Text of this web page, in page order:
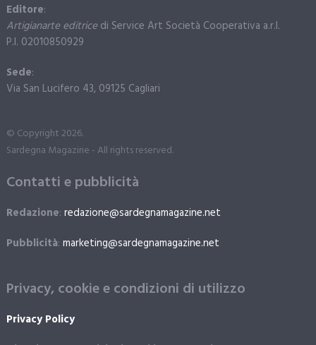
Editore:
Artigianarte editricedi Service Art Società Cooperativa a.r.l.
P.I. 02010850929
Sede:
Via San Lucifero 43, 09125 Cagliari
© Copyright 2026.
Sardegna Magazine - All rights reserved.
Contatti e pubblicità
Redazione: redazione@sardegnamagazine.net
Pubblicità: marketing@sardegnamagazine.net
Privacy, cookie e condizioni di utilizzo
Privacy Policy